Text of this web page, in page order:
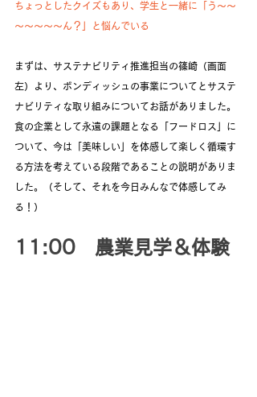
ちょっとしたクイズもあり、学生と一緒に「う～～
～～～～～ん？」と悩んでいる
まずは、サステナビリティ推進担当の篠崎（画面
左）より、ボンディッシュの事業についてとサステ
ナビリティな取り組みについてお話がありました。
食の企業として永遠の課題となる「フードロス」に
ついて、今は「美味しい」を体感して楽しく循環す
る方法を考えている段階であることの説明がありま
した。（そして、それを今日みんなで体感してみ
る！）
11:00　農業見学＆体験